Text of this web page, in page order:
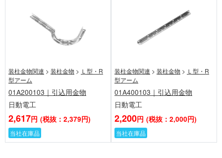
装柱金物関連 > 装柱金物 > Ｌ型・R
型アーム
01A200103｜引込用金物
日動電工
2,617円 (税抜：2,379円)
当社在庫品
装柱金物関連 > 装柱金物 > Ｌ型・R
型アーム
01A400103｜引込用金物
日動電工
2,200円 (税抜：2,000円)
当社在庫品